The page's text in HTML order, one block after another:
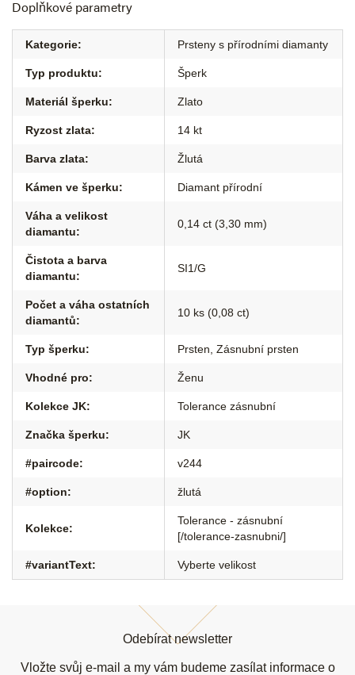
Doplňkové parametry
Kategorie: Prsteny s přírodními diamanty
Typ produktu: Šperk
Materiál šperku: Zlato
Ryzost zlata: 14 kt
Barva zlata: Žlutá
Kámen ve šperku: Diamant přírodní
Váha a velikost
diamantu:
0,14 ct (3,30 mm)
Čistota a barva
diamantu:
SI1/G
Počet a váha ostatních
diamantů:
10 ks (0,08 ct)
Typ šperku: Prsten Zásnubní prsten
Vhodné pro: Ženu
Kolekce JK: Tolerance zásnubní
Značka šperku: JK
#paircode: v244
#option: žlutá
Kolekce:
Tolerance - zásnubní
[/tolerance-zasnubni/]
#variantText: Vyberte velikost
Odebírat newsletter
Vložte svůj e-mail a my vám budeme zasílat informace o